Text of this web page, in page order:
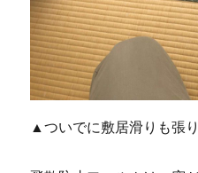
▲ついでに敷居滑りも張